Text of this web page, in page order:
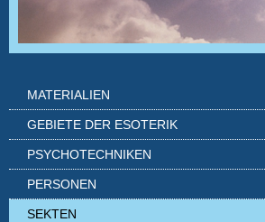
MATERIALIEN
GEBIETE DER ESOTERIK
PSYCHOTECHNIKEN
PERSONEN
SEKTEN